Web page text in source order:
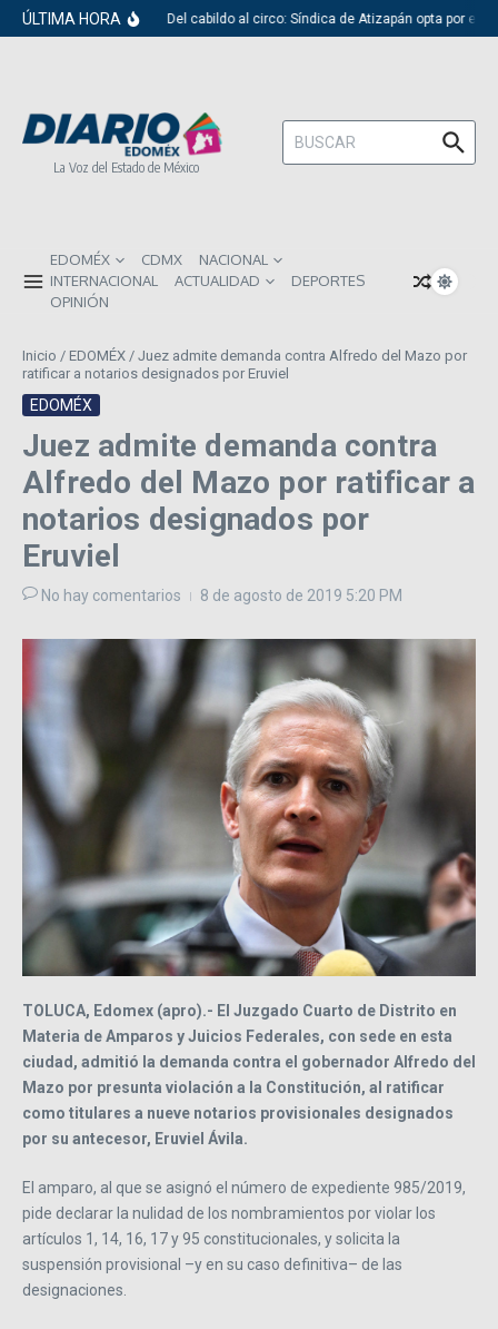
Saltar al contenido
ÚLTIMA HORA Del cabildo al circo: Síndica de Atizapán opta por el
La Voz del Estado de México
Buscar:
EDOMÉX CDMX
NACIONAL
INTERNACIONAL
ACTUALIDAD
DEPORTES
OPINIÓN
Inicio / EDOMÉX / Juez admite demanda contra Alfredo del Mazo por
ratificar a notarios designados por Eruviel
EDOMÉX
Juez admite demanda contra
Alfredo del Mazo por ratificar a
notarios designados por
Eruviel
No hay comentarios 8 de agosto de 2019 5:20 PM
TOLUCA, Edomex (apro).- El Juzgado Cuarto de Distrito en
Materia de Amparos y Juicios Federales, con sede en esta
ciudad, admitió la demanda contra el gobernador Alfredo del
Mazo por presunta violación a la Constitución, al ratificar
como titulares a nueve notarios provisionales designados
por su antecesor, Eruviel Ávila.
El amparo, al que se asignó el número de expediente 985/2019,
pide declarar la nulidad de los nombramientos por violar los
artículos 1, 14, 16, 17 y 95 constitucionales, y solicita la
suspensión provisional –y en su caso definitiva– de las
designaciones.